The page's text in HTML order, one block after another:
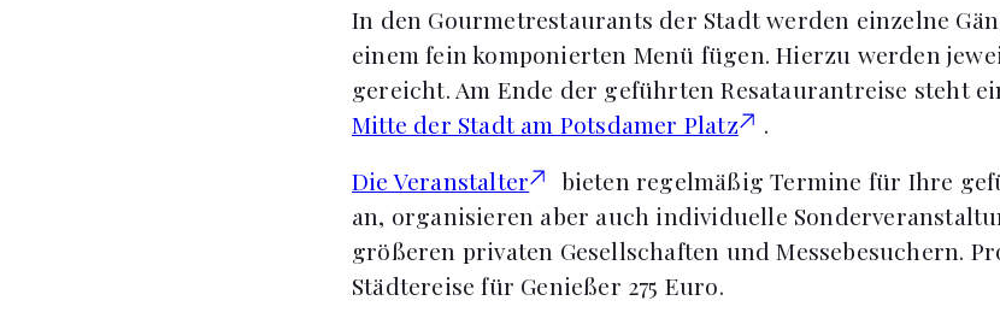
In den Gourmetrestaurants der Stadt werden einzelne
einem fein komponierten Menü fügen. Hierzu werden
gereicht. Am Ende der geführten Resataurantreise steht
Mitte der Stadt am Potsdamer Platz
.
Die Veranstalter
bieten regelmäßig Termine für Ihre
an, organisieren aber auch individuelle
größeren privaten Gesellschaften und Messebesuchern.
Städtereise für Genießer 275 Euro.